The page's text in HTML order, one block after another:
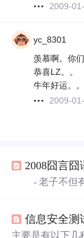
2009-
yc_8301
羡慕啊。你
恭喜LZ。。
牛年好运。
2009-
2008囧言
- 老子不但
戒就是钻戒 -
到她们的内涵
信息安全测
主要是有以下几